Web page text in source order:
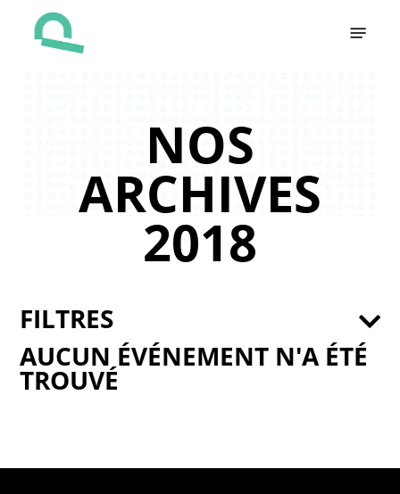
NOS
ARCHIVES
2018
AUCUN ÉVÉNEMENT N'A ÉTÉ
TROUVÉ
FILTRES